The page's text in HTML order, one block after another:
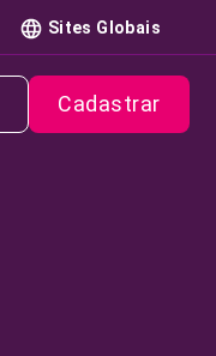
Sites Globais
Cadastrar